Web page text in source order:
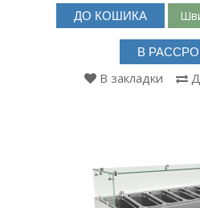
ДО КОШИКА
В
В закладки